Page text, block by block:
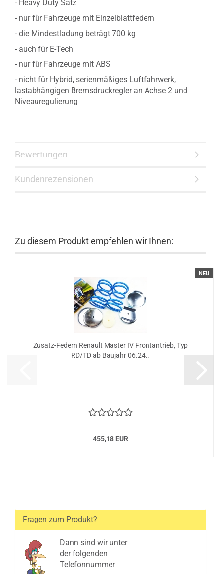
- Heavy Duty Satz
- nur für Fahrzeuge mit Einzelblattfedern
- die Mindestladung beträgt 700 kg
- auch für E-Tech
- nur für Fahrzeuge mit ABS
- nicht für Hybrid, serienmäßiges Luftfahrwerk,
lastabhängigen Bremsdruckregler an Achse 2 und
Niveauregulierung
Bewertungen
Kundenrezensionen
Zu diesem Produkt empfehlen wir Ihnen:
NEU
Zusatz-Federn Renault Master IV Frontantrieb, Typ
RD/TD ab Baujahr 06.24..
455,18 EUR
Fragen zum Produkt?
Dann sind wir unter
der folgenden
Telefonnummer